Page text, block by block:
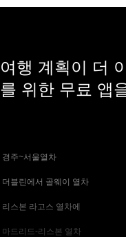
여행 계획이 더
를 위한 무료 앱
경주~서울열차
더블린에서 골웨이 열차
리스본 라고스 열차에
마드리드-리스본 열차